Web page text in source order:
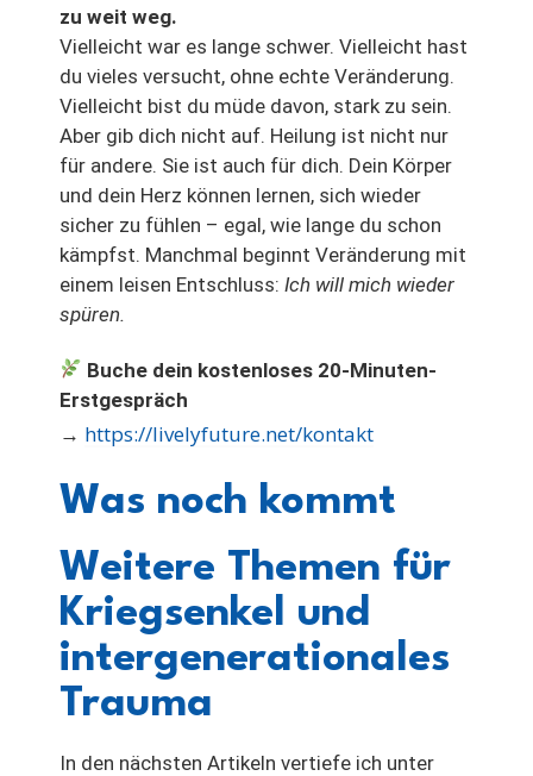
zu weit weg.
Vielleicht war es lange schwer. Vielleicht hast
du vieles versucht, ohne echte Veränderung.
Vielleicht bist du müde davon, stark zu sein.
Aber gib dich nicht auf. Heilung ist nicht nur
für andere. Sie ist auch für dich. Dein Körper
und dein Herz können lernen, sich wieder
sicher zu fühlen – egal, wie lange du schon
kämpfst. Manchmal beginnt Veränderung mit
einem leisen Entschluss: Ich will mich wieder
spüren.
Buche dein kostenloses 20-Minuten-
Erstgespräch
→ https://livelyfuture.net/kontakt
Was noch kommt
Weitere Themen für
Kriegsenkel und
intergenerationales
Trauma
In den nächsten Artikeln vertiefe ich unter